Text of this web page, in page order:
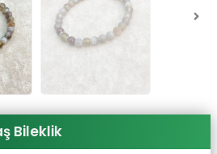
Bileklik